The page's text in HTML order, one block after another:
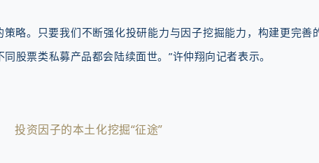
略。只要我们不断强化投研能力与因子挖掘能力，构建更完善
股票类私募产品都会陆续面世。”许仲翔向记者表示。
投资因子的本土化挖掘“征途”